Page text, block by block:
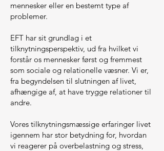
mennesker eller en bestemt type af
problemer.
EFT har sit grundlag i et
tilknytningsperspektiv, ud fra hvilket vi
forstår os mennesker først og fremmest
som sociale og relationelle væsner. Vi er,
fra begyndelsen til slutningen af livet,
afhængige af, at have trygge relationer til
andre.
Vores tilknytningsmæssige erfaringer livet
igennem har stor betydning for, hvordan
vi reagerer på overbelastning og stress,